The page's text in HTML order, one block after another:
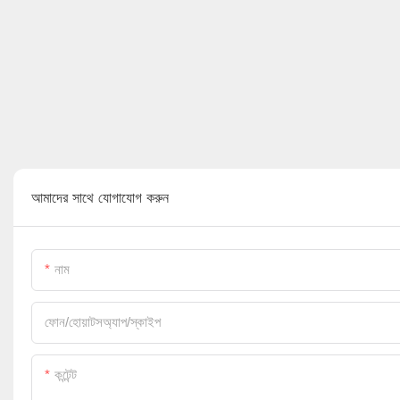
আমাদের সাথে যোগাযোগ করুন
নাম
ফোন/হোয়াটসঅ্যাপ/স্কাইপ
কন্টেন্ট